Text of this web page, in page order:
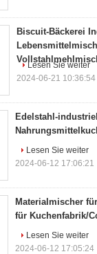
Biscuit-Bäckerei
Lesen Sie weiter
2024-06-21 10:36:54
Edelstahl-
Lesen Sie weiter
2024-06-12 17:06:21
Materialmischer
für Kuchenfabrik/
Lesen Sie weiter
2024-06-12 17:05:24